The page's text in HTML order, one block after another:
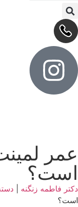
عمر
است؟
دکتر فاطمه زنگنه
است؟